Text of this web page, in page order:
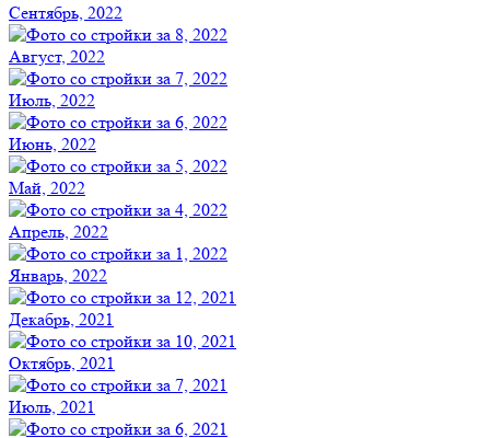
Сентябрь, 2022
Август, 2022
Июль, 2022
Июнь, 2022
Май, 2022
Апрель, 2022
Январь, 2022
Декабрь, 2021
Октябрь, 2021
Июль, 2021